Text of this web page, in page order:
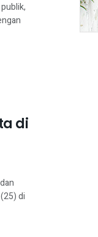
di
di